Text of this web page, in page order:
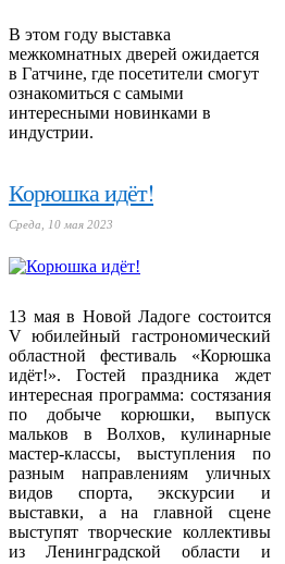
В этом году выставка
межкомнатных дверей ожидается
в Гатчине, где посетители смогут
ознакомиться с самыми
интересными новинками в
индустрии.
Корюшка идёт!
Среда, 10 мая 2023
13 мая в Новой Ладоге состоится
V юбилейный гастрономический
областной фестиваль «Корюшка
идёт!». Гостей праздника ждет
интересная программа: состязания
по добыче корюшки, выпуск
мальков в Волхов, кулинарные
мастер-классы, выступления по
разным направлениям уличных
видов спорта, экскурсии и
выставки, а на главной сцене
выступят творческие коллективы
из Ленинградской области и